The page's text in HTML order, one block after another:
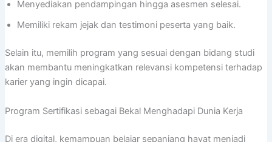
Menyediakan pendampingan hingga asesmen selesai.
Memiliki rekam jejak dan testimoni peserta yang baik.
Selain itu, memilih program yang sesuai dengan bidang studi
akan membantu meningkatkan relevansi kompetensi terhadap
karier yang ingin dicapai.
Program Sertifikasi sebagai Bekal Menghadapi Dunia Kerja
Di era digital, kemampuan belajar sepanjang hayat menjadi